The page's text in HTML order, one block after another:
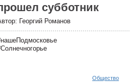
субботник
Георгий Романов
Общество